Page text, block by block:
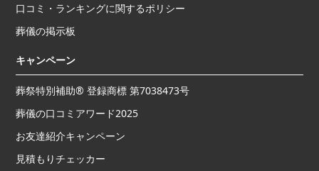
口コミ・ランキングに関するポリシー
葬儀の掲示板
キャンペーン
葬祭特別補助® 登録商標 第7038473号
葬儀の口コミアワード2025
お友達紹介キャンペーン
見積もりチェッカー